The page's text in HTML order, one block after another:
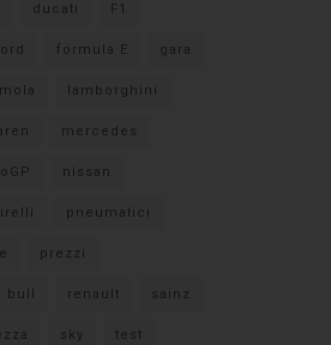
ducati F1
formula E gara
lamborghini
mercedes
nissan
pneumatici
prezzi
bull renault sainz
sky test